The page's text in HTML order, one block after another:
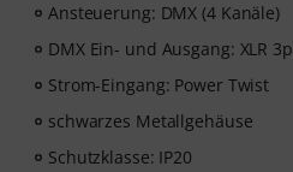
Ansteuerung: DMX (4 Kanäle)
DMX Ein- und Ausgang: XLR
Strom-Eingang: Power Twist
schwarzes Metallgehäuse
Schutzklasse: IP20